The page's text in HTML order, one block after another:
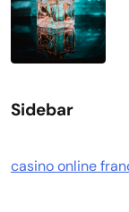
Sidebar
casino online